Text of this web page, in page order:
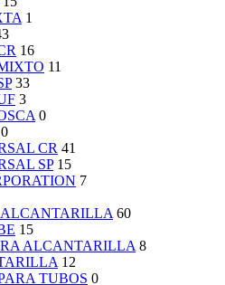
1
16
11
33
3
0
0
CR 41
SP 15
7
ALCANTARILLA 60
15
ALCANTARILLA 8
12
TUBOS 0